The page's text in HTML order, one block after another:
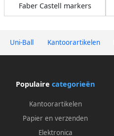
Uni-Ball Kantoorartikelen
Faber Castell markers
Populaire categorieën
Kantoorartikelen
Papier en verzenden
Elektronica